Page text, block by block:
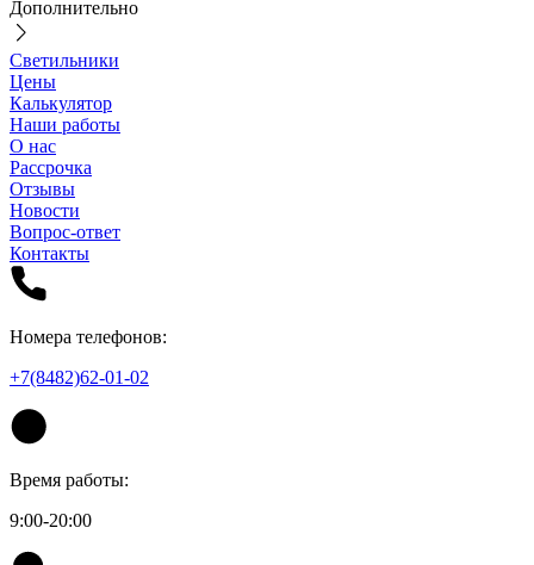
Дополнительно
Светильники
Цены
Калькулятор
Наши работы
О нас
Рассрочка
Отзывы
Новости
Вопрос-ответ
Контакты
Номера телефонов:
+7(8482)62-01-02
Время работы:
9:00-20:00